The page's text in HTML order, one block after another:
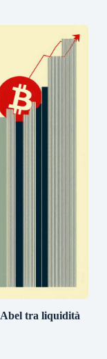
tra liquidità